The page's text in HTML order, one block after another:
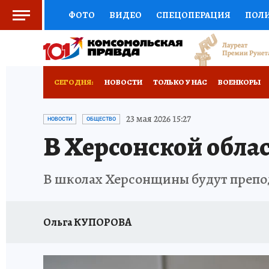
ФОТО ВИДЕО СПЕЦОПЕРАЦИЯ
СОЦПОДДЕРЖКА НАУКА СПОРТ
НЕДВИЖИМОСТЬ
РАДИО КП
СЕГОДНЯ: НОВОСТИ ТОЛЬКО У НАС ВОЕНКОРЫ
РАЗРУШЕНИЕ КАХОВСКОЙ ГЭС
НОВОСТИ ОБЩЕСТВО 23 мая 2026 15:27
В Херсонской
В школах Херсонщины будут
Ольга КУПОРОВА